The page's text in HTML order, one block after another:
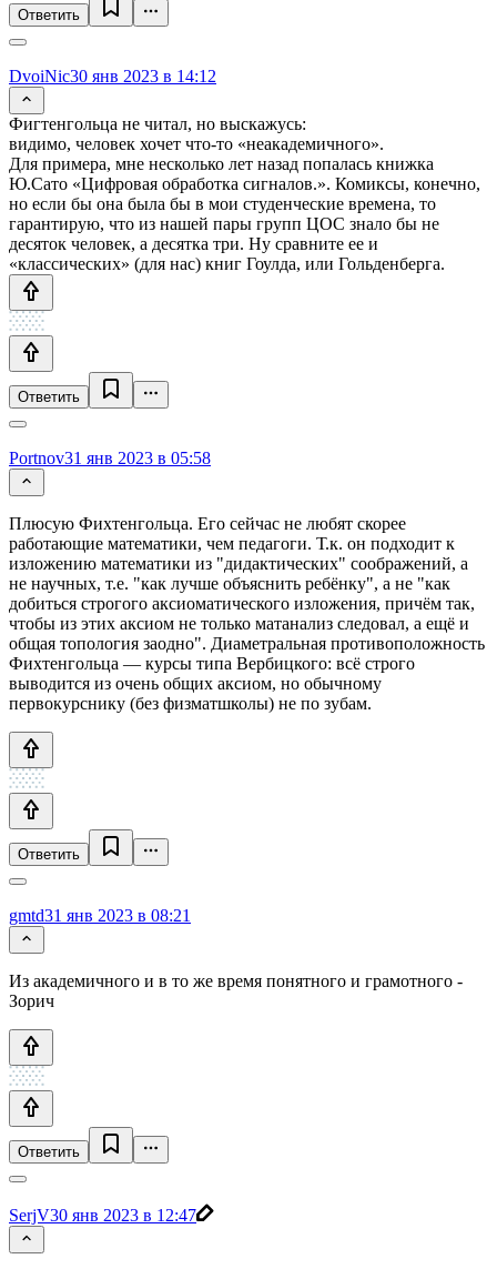
Ответить
DvoiNic30 янв 2023 в 14:12
Фигтенгольца не читал, но выскажусь:
видимо, человек хочет что-то «неакадемичного».
Для примера, мне несколько лет назад попалась книжка
Ю.Сато «Цифровая обработка сигналов.». Комиксы, конечно,
но если бы она была бы в мои студенческие времена, то
гарантирую, что из нашей пары групп ЦОС знало бы не
десяток человек, а десятка три. Ну сравните ее и
«классических» (для нас) книг Гоулда, или Гольденберга.
Ответить
Portnov31 янв 2023 в 05:58
Плюсую Фихтенгольца. Его сейчас не любят скорее
работающие математики, чем педагоги. Т.к. он подходит к
изложению математики из "дидактических" соображений, а
не научных, т.е. "как лучше объяснить ребёнку", а не "как
добиться строгого аксиоматического изложения, причём так,
чтобы из этих аксиом не только матанализ следовал, а ещё и
общая топология заодно". Диаметральная противоположность
Фихтенгольца — курсы типа Вербицкого: всё строго
выводится из очень общих аксиом, но обычному
первокурснику (без физматшколы) не по зубам.
Ответить
gmtd31 янв 2023 в 08:21
Из академичного и в то же время понятного и грамотного -
Зорич
Ответить
SerjV30 янв 2023 в 12:47